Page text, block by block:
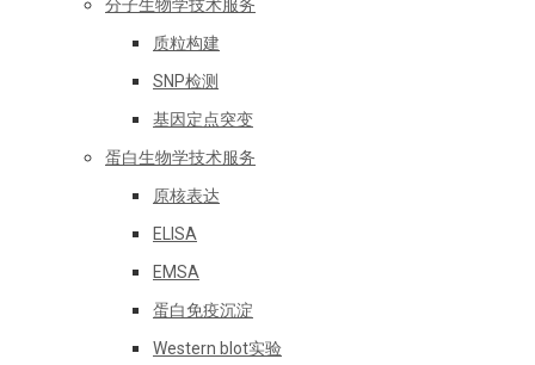
分子生物学技术服务
质粒构建
SNP检测
基因定点突变
蛋白生物学技术服务
原核表达
ELISA
EMSA
蛋白免疫沉淀
Western blot实验